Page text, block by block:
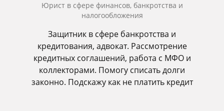
Юрист в сфере финансов, банкротства и
налогообложения
Защитник в сфере банкротства и
кредитования, адвокат. Рассмотрение
кредитных соглашений, работа с МФО и
коллекторами. Помогу списать долги
законно. Подскажу как не платить кредит